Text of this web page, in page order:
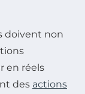
doivent non
en réels
des actions